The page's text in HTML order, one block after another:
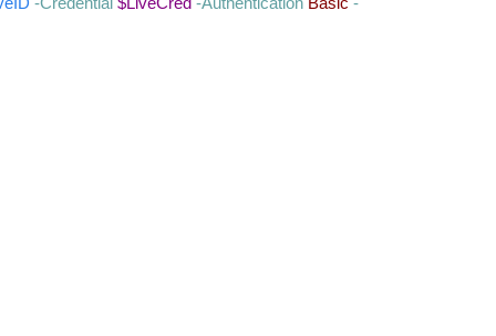
-Credential $LiveCred -Authentication Basic -